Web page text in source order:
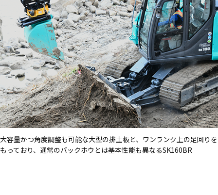
大容量かつ角度調整も可能な大型の排土板と、ワンランク上の足回りを
もっており、通常のバックホウとは基本性能も異なるSK160BR